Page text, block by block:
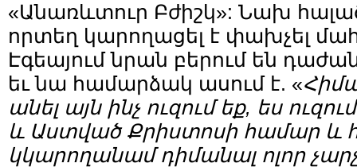
«Անառևտուր Բժիշկ»: Նախ
որտեղ կարողացել է փախչել
Էգեայում նրան բերում են
եւ նա համարձակ ասում է. «
անել այն ինչ ուզում եք, ես
և Աստված Քրիստոսի համար և
կկարողանամ դիմանալ ոլոր